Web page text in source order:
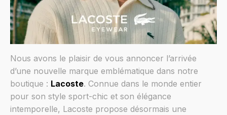
Nous avons le plaisir de vous annoncer l’arrivée
d’une nouvelle marque emblématique dans notre
boutique : Lacoste. Connue dans le monde entier
pour son style sport-chic et son élégance
intemporelle, Lacoste propose désormais une